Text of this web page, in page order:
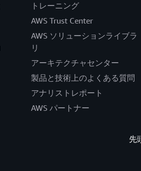
トレーニング
AWS Trust Center
AWS ソリューションライブラ
リ
アーキテクチャセンター
製品と技術上のよくある質問
アナリストレポート
AWS パートナー
先